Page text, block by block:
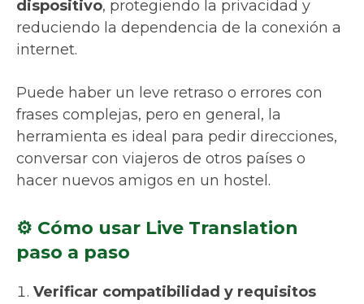
dispositivo, protegiendo la privacidad y
reduciendo la dependencia de la conexión a
internet.
Puede haber un leve retraso o errores con
frases complejas, pero en general, la
herramienta es ideal para pedir direcciones,
conversar con viajeros de otros países o
hacer nuevos amigos en un hostel.
⚙️ Cómo usar Live Translation
paso a paso
Verificar compatibilidad y requisitos